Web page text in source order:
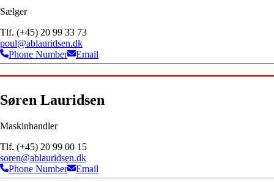
Sælger
Tlf. (+45) 20 99 33 73
poul@ablauridsen.dk
Phone Number
Email
Søren Lauridsen
Maskinhandler
Tlf. (+45) 20 99 00 15
soren@ablauridsen.dk
Phone Number
Email